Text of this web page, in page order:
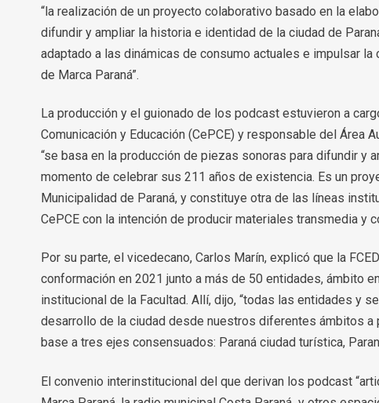
“la realización de un proyecto colaborativo basado en la
difundir y ampliar la historia e identidad de la ciudad de
adaptado a las dinámicas de consumo actuales e impulsar
de Marca Paraná”.
La producción y el guionado de los podcast estuvieron a
Comunicación y Educación (CePCE) y responsable del Área
“se basa en la producción de piezas sonoras para difundir y
momento de celebrar sus 211 años de existencia. Es un
Municipalidad de Paraná, y constituye otra de las líneas
CePCE con la intención de producir materiales transmedia y
Por su parte, el vicedecano, Carlos Marín, explicó que la
conformación en 2021 junto a más de 50 entidades, ámbito
institucional de la Facultad. Allí, dijo, “todas las entidades y
desarrollo de la ciudad desde nuestros diferentes ámbitos
base a tres ejes consensuados: Paraná ciudad turística,
El convenio interinstitucional del que derivan los podcast